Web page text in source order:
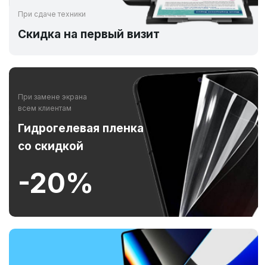
При сдаче техники
Скидка на первый визит
При замене экрана
всем клиентам
Гидрогелевая пленка
со скидкой
-20%